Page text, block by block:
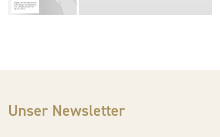
Unser Newsletter